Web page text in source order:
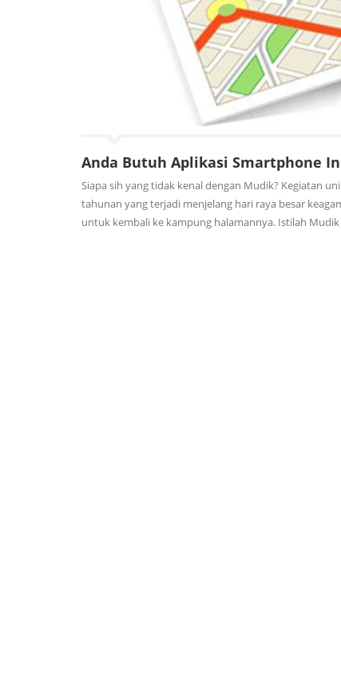
Anda Butuh Aplikasi Smartphone
Siapa sih yang tidak kenal dengan Mudik? Kegiatan
tahunan yang terjadi menjelang hari raya besar
untuk kembali ke kampung halamannya. Istilah